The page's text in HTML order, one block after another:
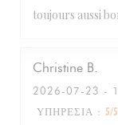
toujours aussi
Christine B
2026-07-23 -
ΥΠΗΡΕΣΊΑ : 5/5